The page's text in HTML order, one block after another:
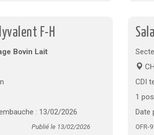
F-H
Bovin Lait
: 13/02/2026
Publié le 13/02/2026
CDI
1
Date
OFR-